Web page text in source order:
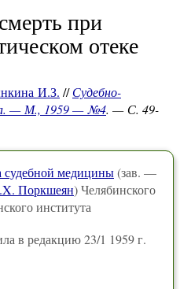
при
отеке
И.З. //Судебно-
— М., 1959 — №4. — С. 49-
судебной медицины(зав. —
Поркшеян) Челябинского
института
в редакцию 23/1 1959 г.